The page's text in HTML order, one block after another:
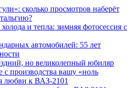
сколько просмотров наберёт
и тепла: зимняя фотосессия с
автомобилей: 55 лет
но великолепный юбиляр
с производства вашу «ноль
любви к ВАЗ-2101